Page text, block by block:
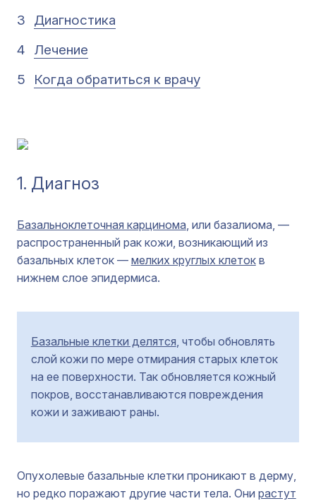
3
Диагностика
4
Лечение
5
Когда обратиться к врачу
1. Диагноз
Базальноклеточная карцинома , или базалиома, —
распространенный рак кожи, возникающий из
базальных клеток — мелких круглых клетокв
нижнем слое эпидермиса.
Базальные клетки делятся , чтобы обновлять
слой кожи по мере отмирания старых клеток
на ее поверхности. Так обновляется кожный
покров, восстанавливаются повреждения
кожи и заживают раны.
Опухолевые базальные клетки проникают в дерму,
но редко поражают другие части тела. Они растут